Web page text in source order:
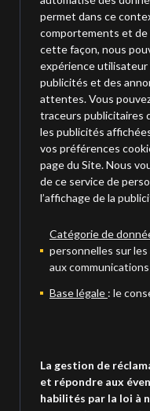
permet dans ce
comportements et de
cette façon, nous
expérience utilisateur
publicités et des
attentes. Vous
traceurs publicitaires
les publicités
vos préférences
page du Site. Nous
de ce service de
l’affichage de la
Catégorie de
personnelles sur
aux
Base légale : le
La gestion de
et répondre aux
habilités par la loi à